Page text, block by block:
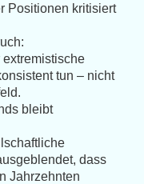
Positionen kritisiert
tun – nicht
bleibt
dass
Jahrzehnten